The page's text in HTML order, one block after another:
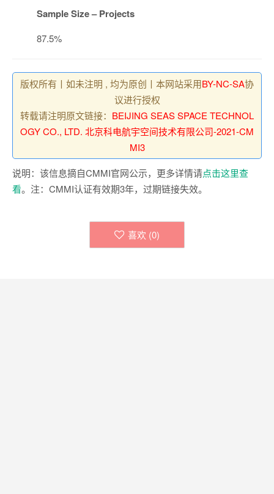
Sample Size – Projects
87.5%
版权所有丨如未注明 , 均为原创丨本网站采用BY-NC-SA协
议进行授权
转载请注明原文链接： BEIJING SEAS SPACE TECHNOL
OGY CO., LTD. 北京科电航宇空间技术有限公司-2021-CM
MI3
说明：该信息摘自CMMI官网公示，更多详情请点击这里查
看。注：CMMI认证有效期3年，过期链接失效。
喜欢 (0)